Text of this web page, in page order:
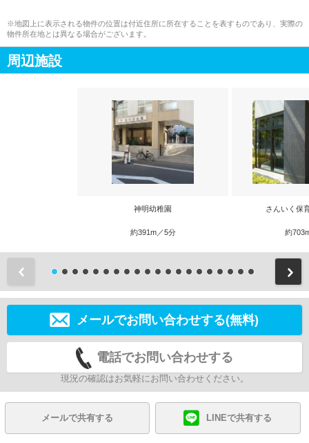
※地図上に表示される物件の位置は付近住所に所在することを表すものであり、実際の
物件所在地とは異なる場合がございます。
周辺施設
神明幼稚園
約391m／5分
さんいく保
約
メールでお問い合わせする(無料)
電話でお問い合わせする
現況の確認はお気軽にお問い合わせください。
メールで共有する LINEで共有する